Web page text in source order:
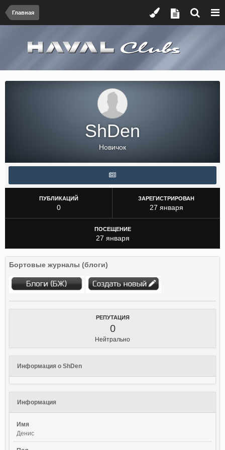
Главная
ShDen
Новичок
ПУБЛИКАЦИЙ
0
ЗАРЕГИСТРИРОВАН
27 января
ПОСЕЩЕНИЕ
27 января
Бортовые журналы (блоги)
РЕПУТАЦИЯ
0
Нейтрально
Информация о ShDen
Информация
Имя
Денис